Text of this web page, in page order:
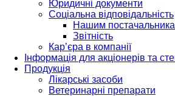
Юридичні документи
Соціальна відповідальність
Нашим
Звітність
Кар’єра в компанії
Інформація для акціонерів та
Продукція
Лікарські засоби
Ветеринарні препарати